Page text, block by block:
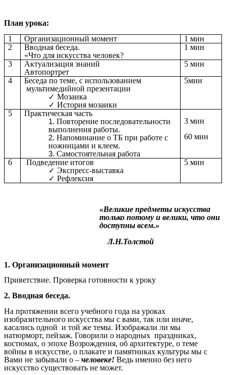
План урока:
1
Организационный момент
1 мин
2
Вводная беседа.
«Что для искусства человек?
1 мин
3
Актуализация знаний
Автопортрет
5 мин
4
Беседа по теме, с использованием
мультимедийной презентации
Мозаика
История мозаики
5мин
5
Практическая часть
Повторение последовательности
выполнения работы.
Напоминание о ТБ при работе с
ножницами и клеем.
Самостоятельная работа
3 мин
60 мин
6
Подведение итогов
Экспресс-выставка
Рефлексия
5 мин
«Великие предметы искусства
только потому и велики, что они
доступны всем.»
Л.Н.Толстой
1. Организационный момент
Приветствие. Проверка готовности к уроку
2. Вводная беседа.
На протяжении всего учебного года на уроках
изобразительного искусства мы с вами, так или иначе,
касались одной и той же темы. Изображали ли мы
натюрморт, пейзаж. Говорили о народных праздниках,
костюмах, о эпохе Возрождения, об архитектуре, о теме
войны в искусстве, о плакате и памятниках культуры мы с
Вами не забывали о – человеке! Ведь именно без него
искусство существовать не может.